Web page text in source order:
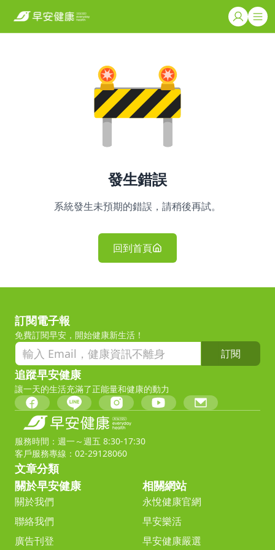
發生錯誤
系統發生未預期的錯誤，請稍後再試。
回到首頁
訂閱電子報
免費訂閱早安，開始健康新生活！
訂閱
追蹤早安健康
讓一天的生活充滿了正能量和健康的動力
服務時間：週一～週五 8:30-17:30
客戶服務專線：02-29128060
文章分類
關於早安健康
關於我們
聯絡我們
廣告刊登
相關網站
永悅健康官網
早安樂活
早安健康嚴選